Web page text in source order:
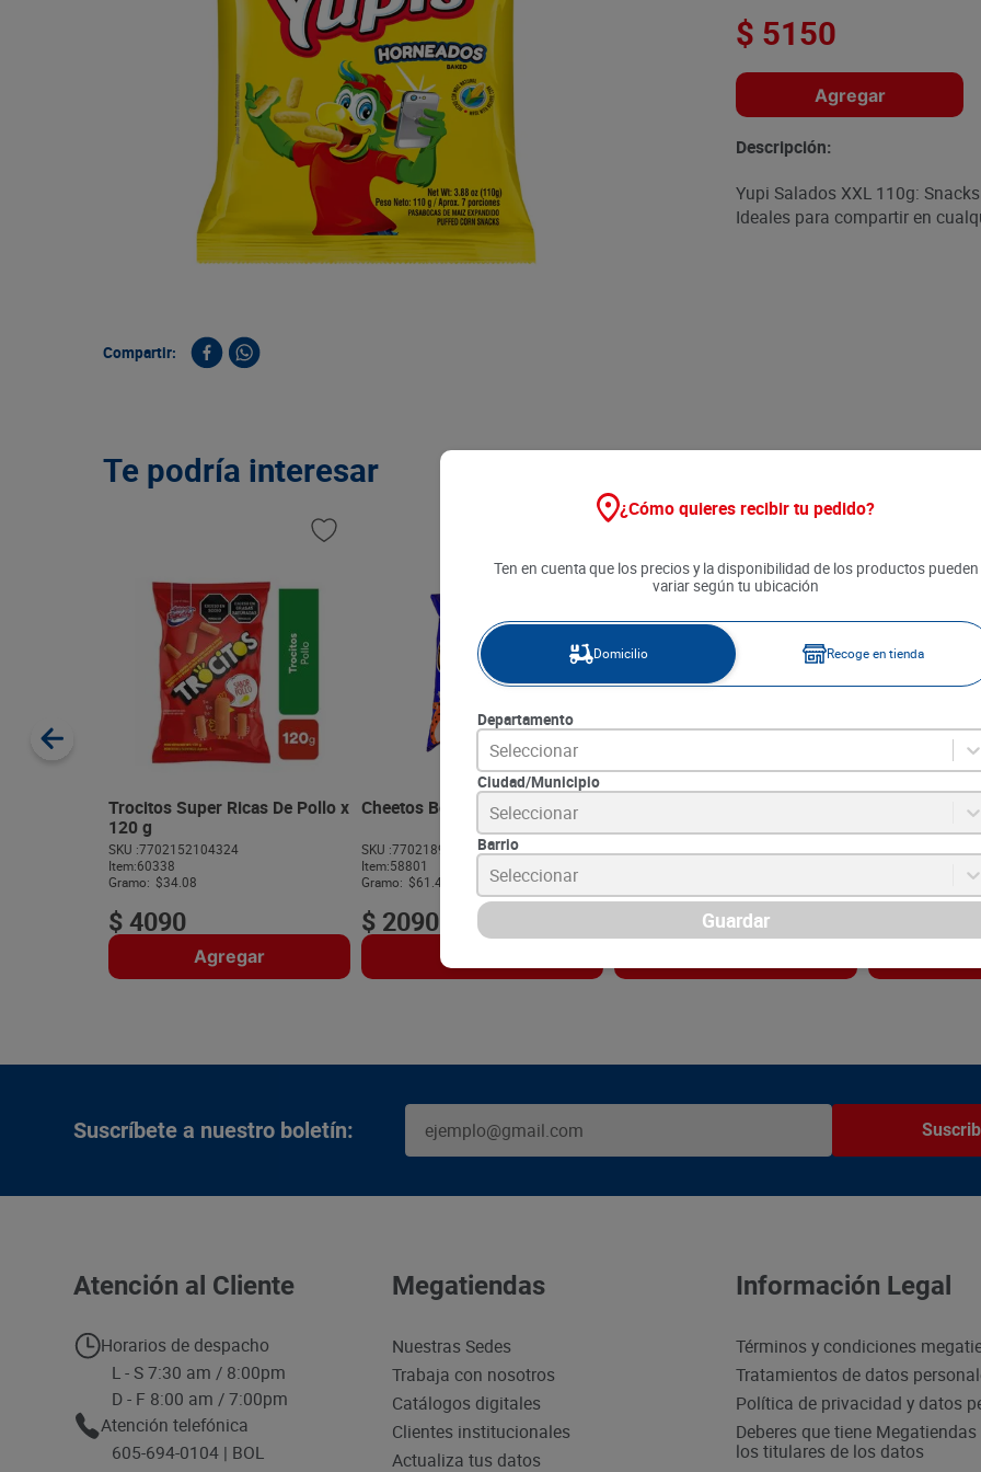
queso
papa
Compartir:
$ 5150
Agregar
Descripción:
Yupi Salados XXL 110g:
Ideales para compartir en
Te podría interesar
Trocitos Super Ricas De Pollo x
120 g
SKU :7702152104324
Item:60338
Gramo: $34.08
$4090
Agregar
Cheetos Boliquesos x 34 g
SKU :7702189057860
Item:58801
Gramo: $61.47
$ 2090
x 45 g c/u
$19.590
754
De Todito
Suscríbete a nuestro boletín:
Atención al Cliente
Horarios de despacho
L - S 7:30 am / 8:00pm
D - F 8:00 am / 7:00pm
Atención telefónica
605-694-0104 | BOL
Megatiendas
Nuestras Sedes
Trabaja con nosotros
Catálogos digitales
Clientes institucionales
Actualiza tus datos
Información Legal
Términos y condiciones
Tratamientos de datos
Política de privacidad y datos
Deberes que tiene
los titulares de los datos
¿Cómo quieres recibir tu pedido?
Ten en cuenta que los precios y la disponibilidad de los productos pueden
variar según tu ubicación
Domicilio Recoge en tienda
Departamento
Seleccionar
Ciudad/Municipio
Seleccionar
Barrio
Seleccionar
Guardar